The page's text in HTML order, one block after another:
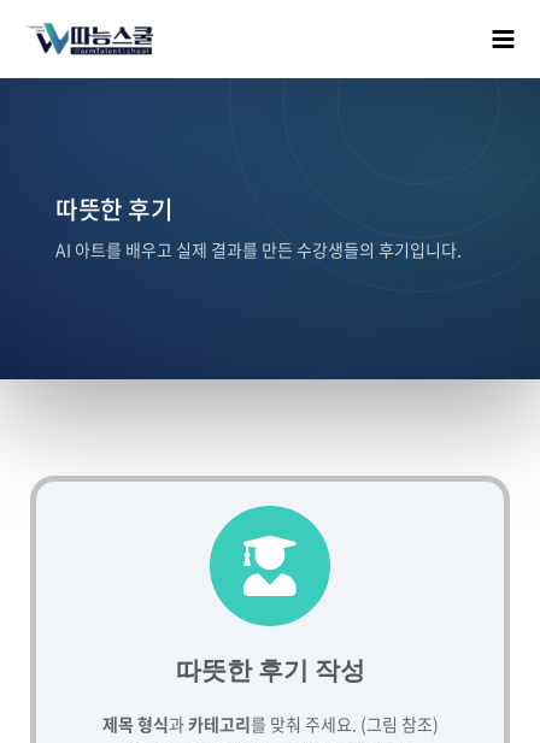
따뜻한 후기
AI 아트를 배우고 실제 결과를 만든 수강생들의 후기입니다.
따뜻한 후기 작성
제목 형식과카테고리를 맞춰 주세요. (그림 참조)